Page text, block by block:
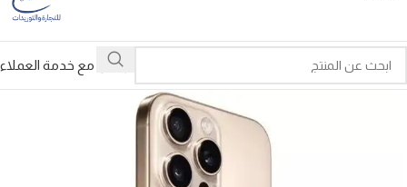
تواصل مع خدمة العملاء